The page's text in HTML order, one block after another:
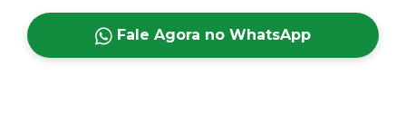
Fale Agora no WhatsApp